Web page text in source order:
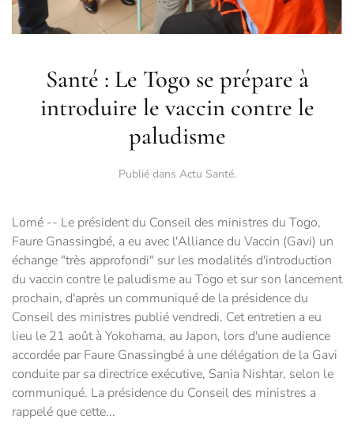
Santé : Le Togo se prépare à
introduire le vaccin contre le
paludisme
Publié dans Actu Santé.
Lomé -- Le président du Conseil des ministres du Togo,
Faure Gnassingbé, a eu avec l'Alliance du Vaccin (Gavi) un
échange "très approfondi" sur les modalités d'introduction
du vaccin contre le paludisme au Togo et sur son lancement
prochain, d'après un communiqué de la présidence du
Conseil des ministres publié vendredi. Cet entretien a eu
lieu le 21 août à Yokohama, au Japon, lors d'une audience
accordée par Faure Gnassingbé à une délégation de la Gavi
conduite par sa directrice exécutive, Sania Nishtar, selon le
communiqué. La présidence du Conseil des ministres a
rappelé que cette...